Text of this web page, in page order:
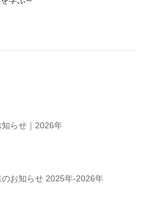
らせ｜2026年
お知らせ 2025年-2026年